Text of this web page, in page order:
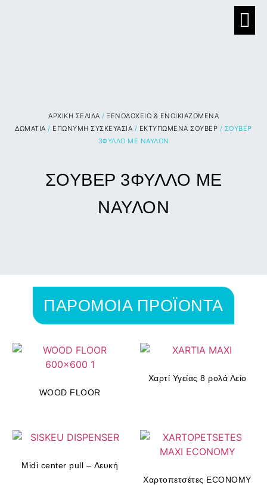
ΑΡΧΙΚΉ ΣΕΛΊΔΑ / ΞΕΝΟΔΟΧΕΙΟ & ΕΝΟΙΚΙΑΖΟΜΕΝΑ
ΔΩΜΑΤΙΑ / ΕΠΩΝΥΜΗ ΣΥΣΚΕΥΑΣΙΑ / ΕΚΤΥΠΩΜΕΝΑ ΣΟΥΒΕΡ / ΣΟΥΒΕΡ
3ΦΥΛΛΟ ΜΕ ΝΑΥΛΟΝ
ΣΟΥΒΕΡ 3ΦΥΛΛΟ ΜΕ
ΝΑΥΛΟΝ
ΠΑΡΟΜΟΙΑ ΠΡΟΪΟΝΤΑ
WOOD FLOOR
Χαρτί Υγείας 8 ρολά Λείο
Midi center pull – Λευκή
Χαρτοπετσέτες ECONOMY